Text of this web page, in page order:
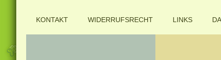
KONTAKT WIDERRUFSRECHT LINKS